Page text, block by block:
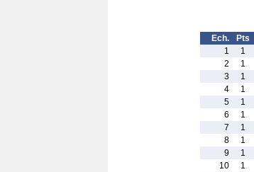
Ech. Pts
1
1
2
1
3
1
4
1
5
1
6
1
7
1
8
1
9
1
10
1